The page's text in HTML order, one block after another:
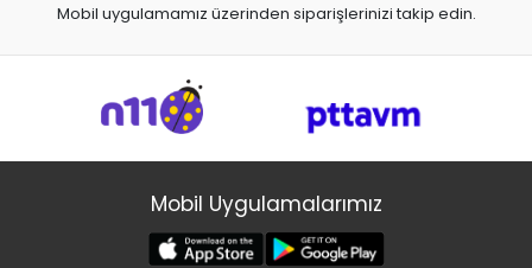
Mobil uygulamamız üzerinden siparişlerinizi takip edin.
Mobil Uygulamalarımız